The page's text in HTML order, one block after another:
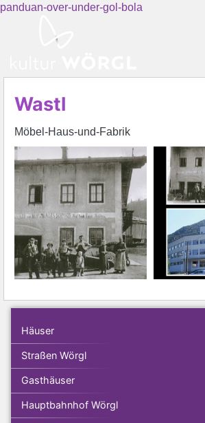
panduan-over-under-gol-bola
Wastl
Möbel-Haus-und-Fabrik
Häuser
Straßen Wörgl
Gasthäuser
Hauptbahnhof Wörgl